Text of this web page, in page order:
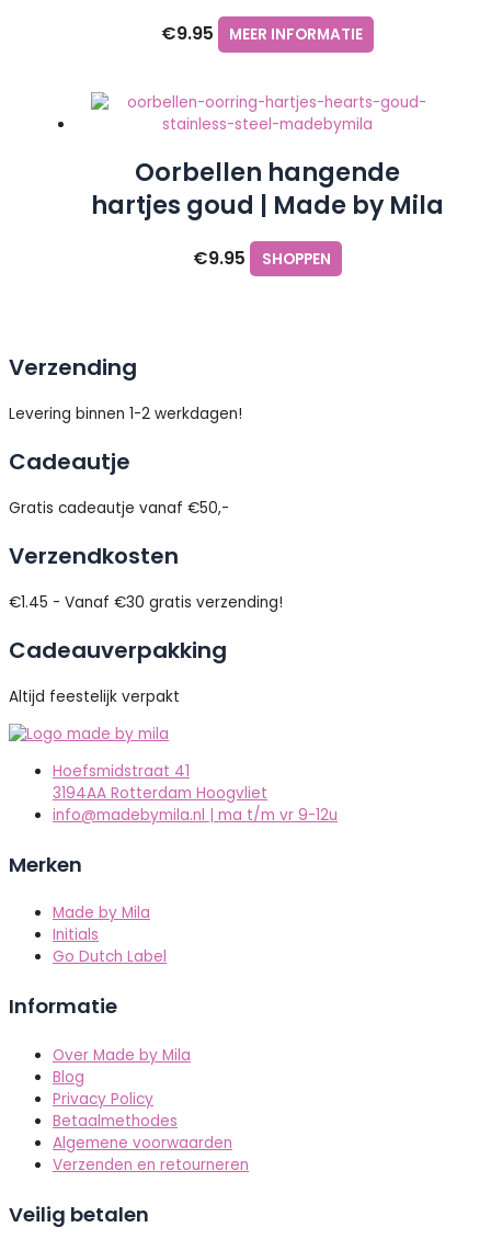
€9.95 MEER INFORMATIE
Oorbellen hangende
hartjes goud | Made by Mila
€9.95 SHOPPEN
Verzending
Levering binnen 1-2 werkdagen!
Cadeautje
Gratis cadeautje vanaf €50,-
Verzendkosten
€1.45 - Vanaf €30 gratis verzending!
Cadeauverpakking
Altijd feestelijk verpakt
Hoefsmidstraat 41
3194AA Rotterdam Hoogvliet
info@madebymila.nl | ma t/m vr 9-12u
Merken
Made by Mila
Initials
Go Dutch Label
Informatie
Over Made by Mila
Blog
Privacy Policy
Betaalmethodes
Algemene voorwaarden
Verzenden en retourneren
Veilig betalen